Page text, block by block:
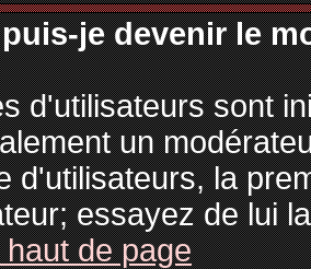
je devenir le
d'utilisateurs sont
un
d'utilisateurs, la
essayez de lui
de page